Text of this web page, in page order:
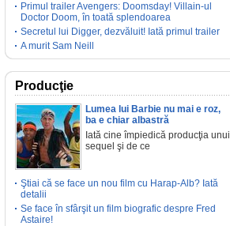
Primul trailer Avengers: Doomsday! Villain-ul
Doctor Doom, în toată splendoarea
Secretul lui Digger, dezvăluit! Iată primul trailer
A murit Sam Neill
Producţie
Lumea lui Barbie nu mai e roz,
ba e chiar albastră
Iată cine împiedică producţia unui
sequel şi de ce
Ştiai că se face un nou film cu Harap-Alb? Iată
detalii
Se face în sfârşit un film biografic despre Fred
Astaire!